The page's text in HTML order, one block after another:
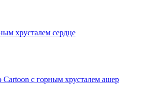
хрусталем сердце
Cartoon c горным хрусталем ашер